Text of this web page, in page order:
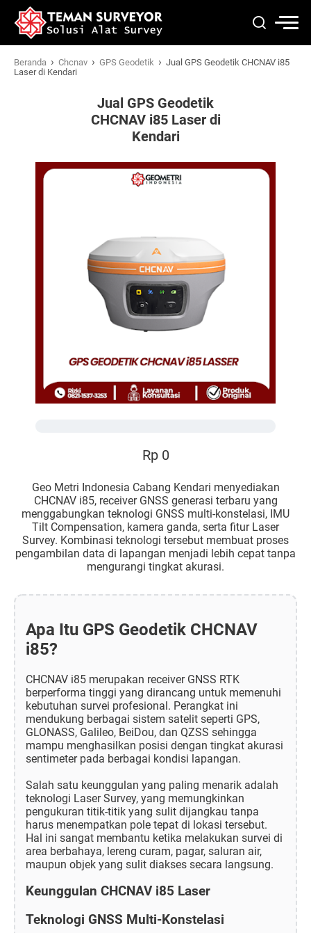
Beranda › Chcnav › GPS Geodetik › Jual GPS Geodetik CHCNAV i85
Laser di Kendari
Jual GPS Geodetik
CHCNAV i85 Laser di
Kendari
Rp 0
Geo Metri Indonesia Cabang Kendari menyediakan
CHCNAV i85, receiver GNSS generasi terbaru yang
menggabungkan teknologi GNSS multi-konstelasi, IMU
Tilt Compensation, kamera ganda, serta fitur Laser
Survey. Kombinasi teknologi tersebut membuat proses
pengambilan data di lapangan menjadi lebih cepat tanpa
mengurangi tingkat akurasi.
Apa Itu GPS Geodetik CHCNAV
i85?
CHCNAV i85 merupakan receiver GNSS RTK
berperforma tinggi yang dirancang untuk memenuhi
kebutuhan survei profesional. Perangkat ini
mendukung berbagai sistem satelit seperti GPS,
GLONASS, Galileo, BeiDou, dan QZSS sehingga
mampu menghasilkan posisi dengan tingkat akurasi
sentimeter pada berbagai kondisi lapangan.
Salah satu keunggulan yang paling menarik adalah
teknologi Laser Survey, yang memungkinkan
pengukuran titik-titik yang sulit dijangkau tanpa
harus menempatkan pole tepat di lokasi tersebut.
Hal ini sangat membantu ketika melakukan survei di
area berbahaya, lereng curam, pagar, saluran air,
maupun objek yang sulit diakses secara langsung.
Keunggulan CHCNAV i85 Laser
Teknologi GNSS Multi-Konstelasi